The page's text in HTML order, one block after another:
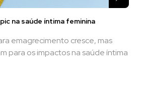
na saúde íntima feminina
emagrecimento cresce, mas
para os impactos na saúde íntima